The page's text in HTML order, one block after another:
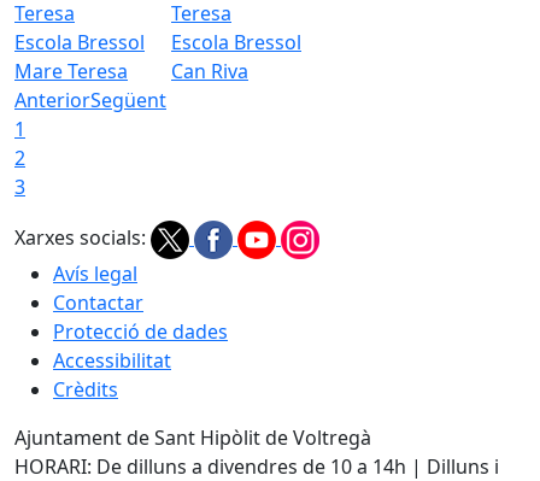
Escola Bressol
Mare Teresa
Escola Bressol
Can Riva
AnteriorSegüent
1
2
3
Xarxes socials:
Avís legal
Contactar
Protecció de dades
Accessibilitat
Crèdits
Ajuntament de Sant Hipòlit de Voltregà
HORARI: De dilluns a divendres de 10 a 14h | Dilluns i